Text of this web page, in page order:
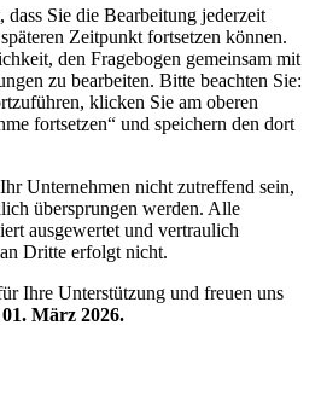
Sie die Bearbeitung jederzeit
Zeitpunkt fortsetzen können.
den Fragebogen gemeinsam mit
zu bearbeiten. Bitte beachten Sie:
klicken Sie am oberen
fortsetzen“ und speichern den dort
Unternehmen nicht zutreffend sein,
übersprungen werden. Alle
ausgewertet und vertraulich
Dritte erfolgt nicht.
Ihre Unterstützung und freuen uns
01. März 2026.